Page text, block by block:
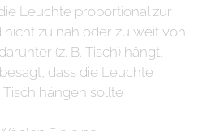
Leuchte proportional zur
nicht zu nah oder zu weit von
(z. B. Tisch) hängt.
dass die Leuchte
hängen sollte